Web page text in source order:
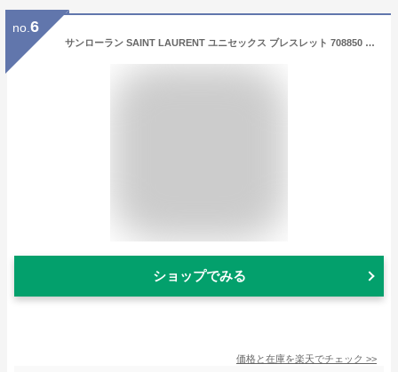
no. 6
サンローラン SAINT LAURENT ユニセックス ブレスレット 708850 0IH1D ブラック 1000 IDプレートブレスレット ブラッシュド加工 アクセサリー 小物 プレゼント 誕生日 バレンタイン クリスマス メンズ 男女兼用 506148 0IH1D 【2023秋冬新作】
ショップでみる
価格と在庫を楽天でチェック >>